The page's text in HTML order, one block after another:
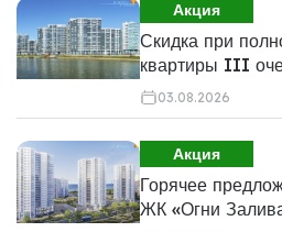
Акция
Скидка при
квартиры III
03.08.2026
Акция
Горячее
ЖК «Огни